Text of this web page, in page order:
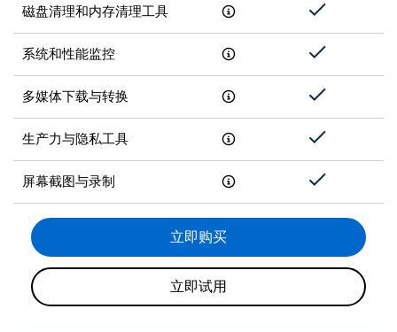
磁盘清理和内存清理工具
系统和性能监控
多媒体下载与转换
生产力与隐私工具
屏幕截图与录制
立即购买
立即试用